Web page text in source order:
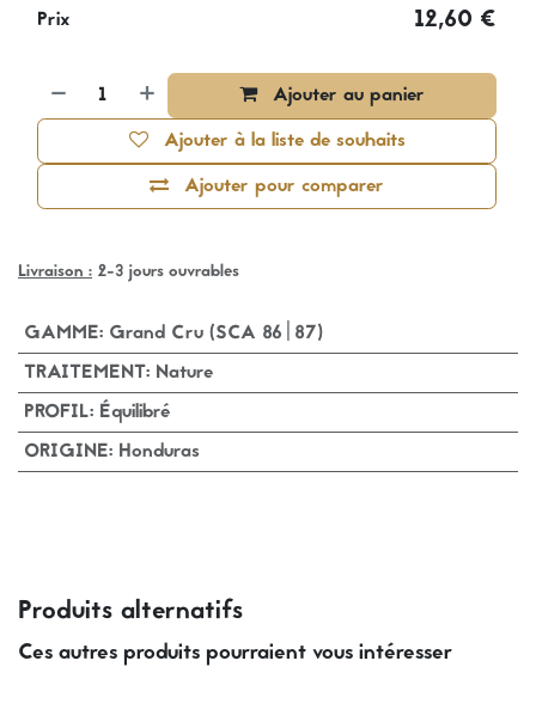
Ajouter au panier
Ajouter pour comparer
Ajouter à la liste de souhaits
Prix 12,60 €
Livraison : 2-3 jours ouvrables
GAMME: Grand Cru (SCA 86|87)
TRAITEMENT: Nature
PROFIL: Équilibré
ORIGINE: Honduras
Produits alternatifs
Ces autres produits pourraient vous intéresser